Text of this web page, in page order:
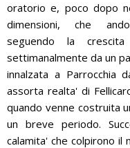
oratorio e, poco dopo
dimensioni, che
seguendo la crescita
settimanalmente da un
innalzata a Parrocchia
assorta realta' di
quando venne costruita
un breve periodo.
calamita' che colpirono